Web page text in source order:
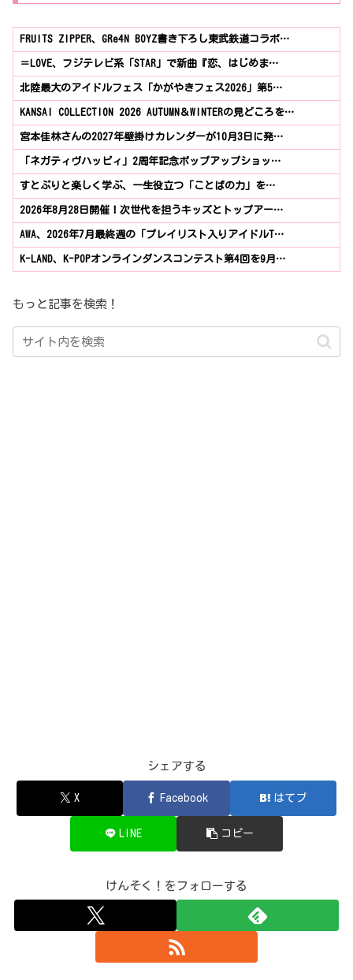
FRUITS ZIPPER、GRe4N BOYZ書き下ろし東武鉄道コラボ…
＝LOVE、フジテレビ系「STAR」で新曲『恋、はじめま…
北陸最大のアイドルフェス「かがやきフェス2026」第5…
KANSAI COLLECTION 2026 AUTUMN＆WINTERの見どころを…
宮本佳林さんの2027年壁掛けカレンダーが10月3日に発…
「ネガティヴハッピィ」2周年記念ポップアップショッ…
すとぷりと楽しく学ぶ、一生役立つ「ことばの力」を…
2026年8月28日開催！次世代を担うキッズとトップアー…
AWA、2026年7月最終週の「プレイリスト入りアイドルT…
K-LAND、K-POPオンラインダンスコンテスト第4回を9月…
もっと記事を検索！
シェアする
X Facebook はてブ
LINE コピー
けんそく！をフォローする